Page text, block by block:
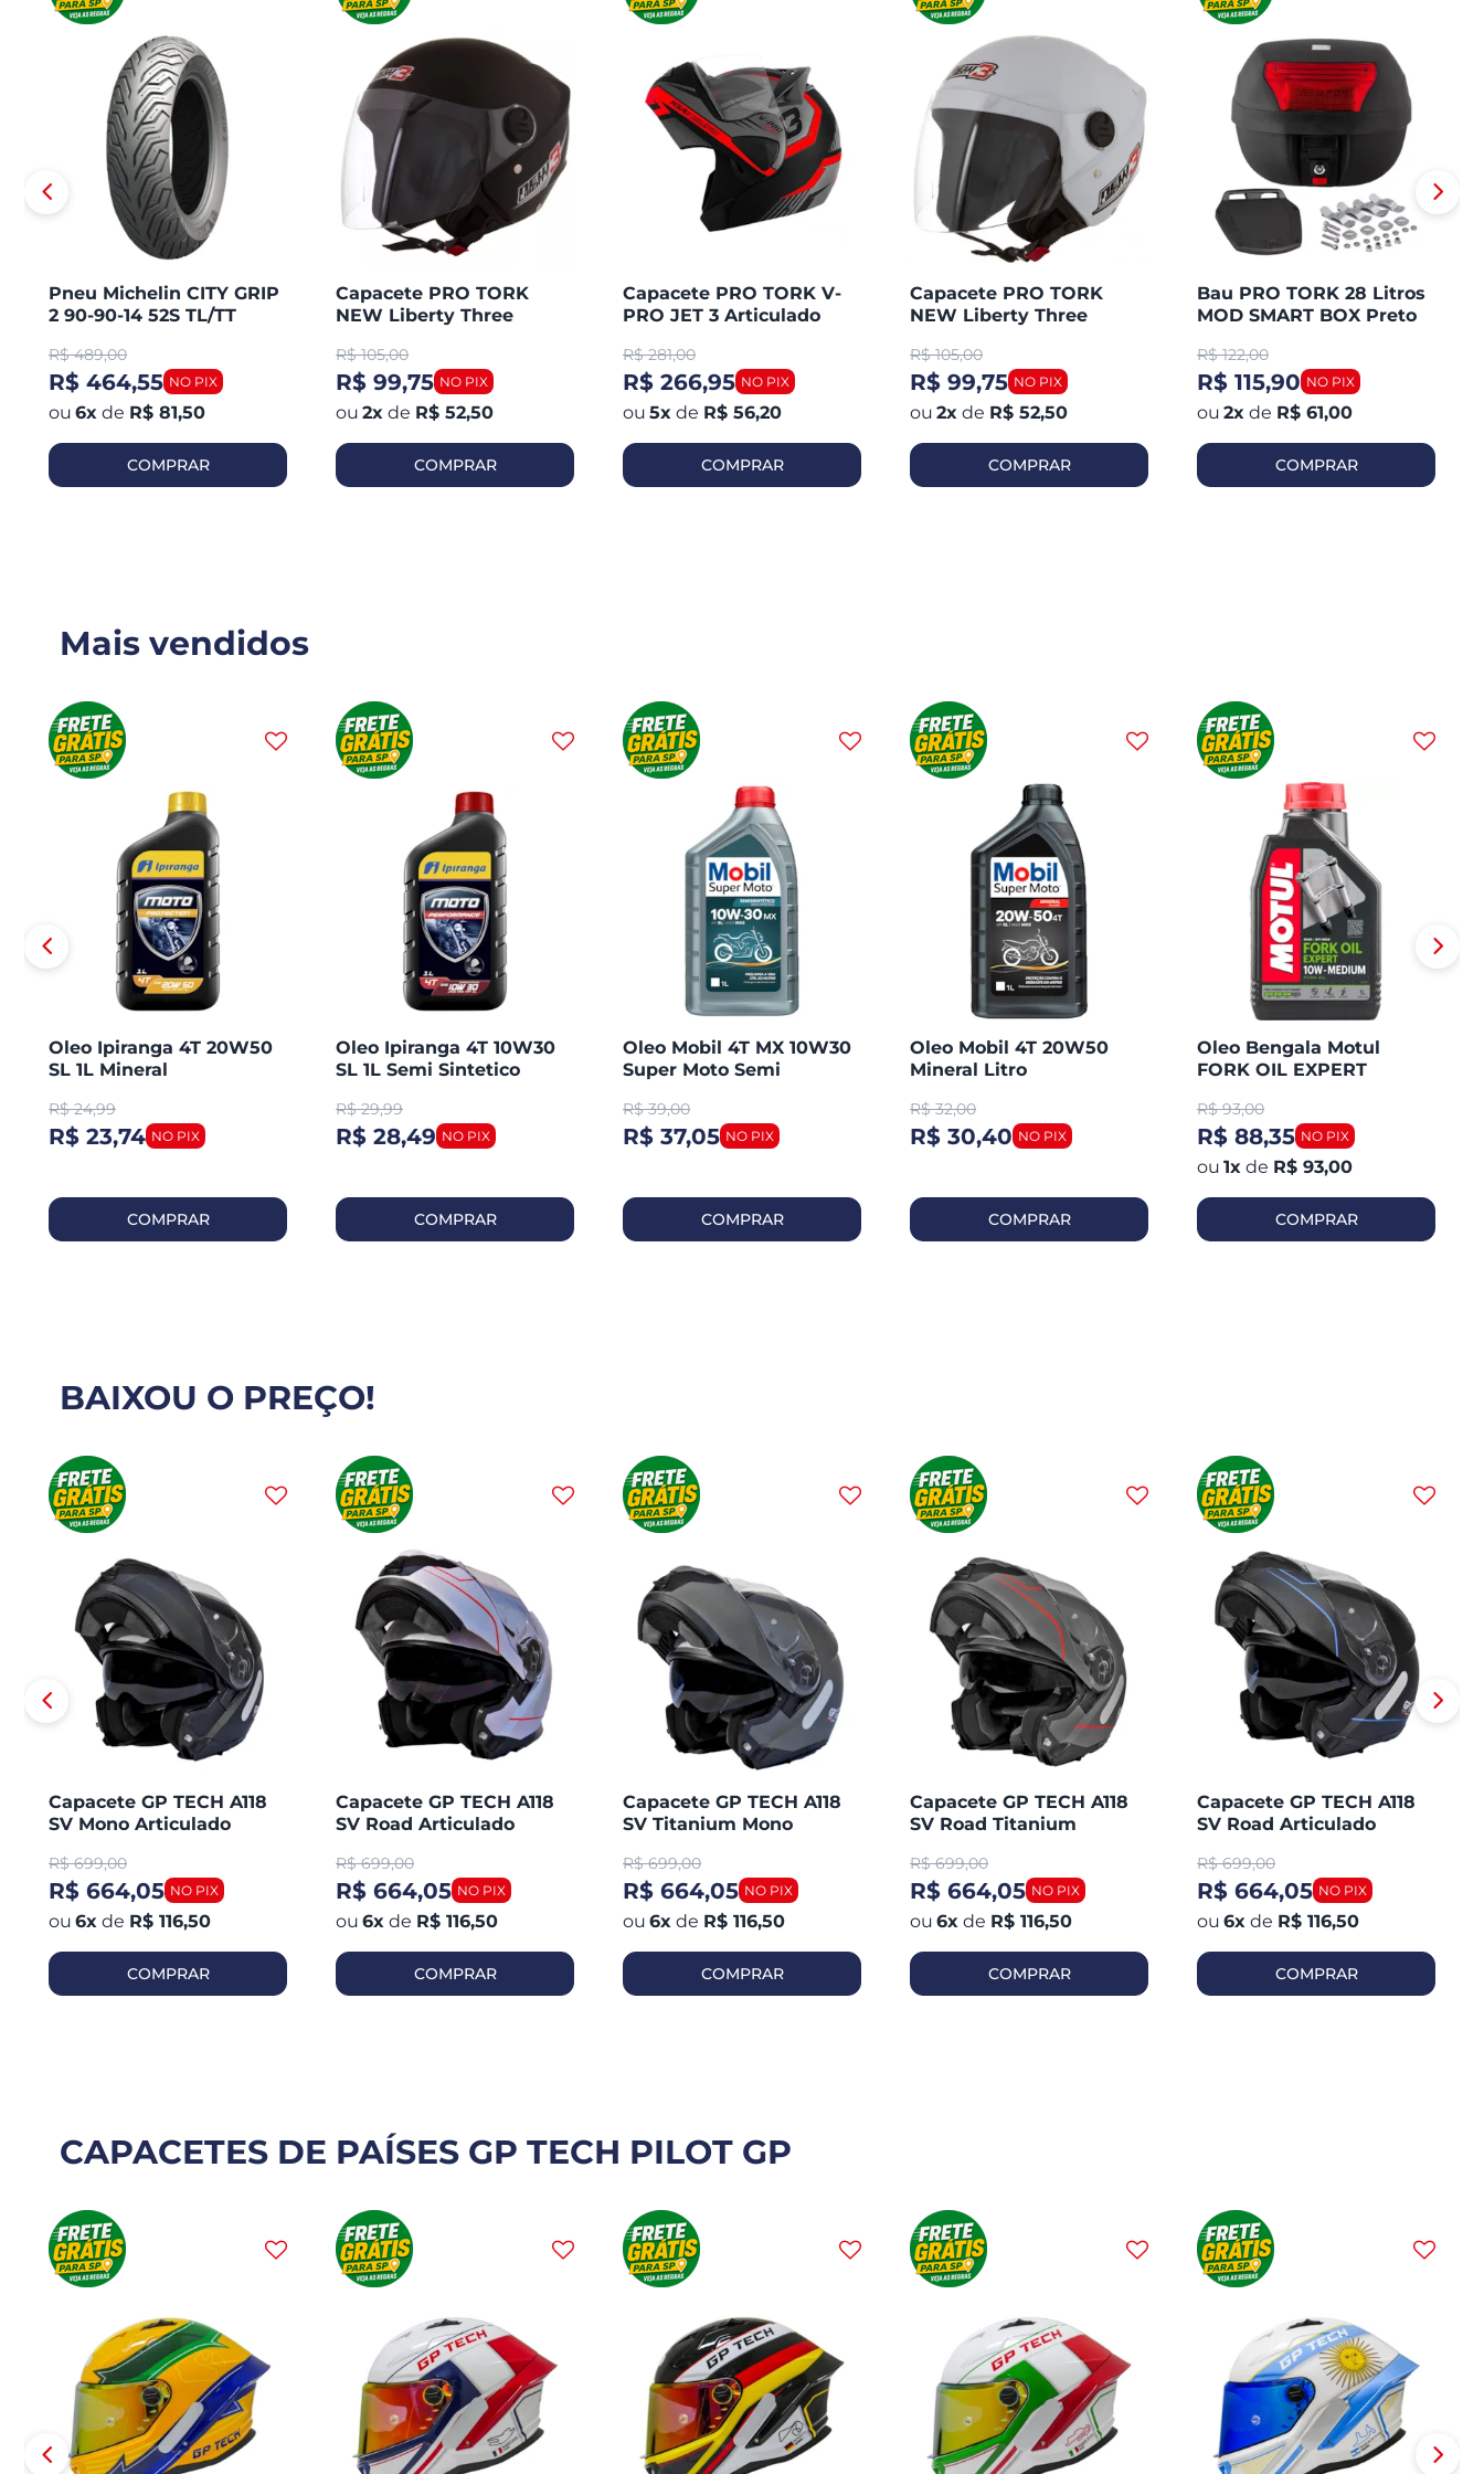
Pneu Michelin CITY GRIP
2 90-90-14 52S TL/TT
R$ 489,00
R$ 464,55
6x de R$ 81,50
COMPRAR
Capacete PRO TORK
NEW Liberty Three
R$ 105,00
R$ 99,75
2x de R$ 52,50
COMPRAR
Capacete PRO TORK V-
PRO JET 3 Articulado
R$ 281,00
R$ 266,95
5x de R$ 56,20
COMPRAR
Capacete PRO TORK
NEW Liberty Three
R$ 105,00
R$ 99,75
2x de R$ 52,50
COMPRAR
Bau PRO TORK 28 Litros
MOD SMART BOX Preto
R$ 122,00
R$ 115,90
2x de R$ 61,00
COMPRAR
Mais vendidos
Oleo Ipiranga 4T 20W50
SL 1L Mineral
R$ 24,99
R$ 23,74
COMPRAR
Oleo Ipiranga 4T 10W30
SL 1L Semi Sintetico
R$ 29,99
R$ 28,49
COMPRAR
Oleo Mobil 4T MX 10W30
Super Moto Semi
R$ 39,00
R$ 37,05
COMPRAR
Oleo Mobil 4T 20W50
Mineral Litro
R$ 32,00
R$ 30,40
COMPRAR
Oleo Bengala Motul
FORK OIL EXPERT
R$ 93,00
R$ 88,35
1x de R$ 93,00
COMPRAR
BAIXOU O PREÇO!
Capacete GP TECH A118
SV Mono Articulado
R$ 699,00
R$ 664,05
6x de R$ 116,50
COMPRAR
Capacete GP TECH A118
SV Road Articulado
R$ 699,00
R$ 664,05
6x de R$ 116,50
COMPRAR
Capacete GP TECH A118
SV Titanium Mono
Fosco
R$ 699,00
R$ 664,05
6x de R$ 116,50
COMPRAR
Capacete GP TECH A118
SV Road Titanium
Fosco
R$ 699,00
R$ 664,05
6x de R$ 116,50
COMPRAR
Capacete GP TECH A118
SV Road Articulado
R$ 699,00
R$ 664,05
6x de R$ 116,50
COMPRAR
CAPACETES DE PAÍSES GP TECH PILOT GP